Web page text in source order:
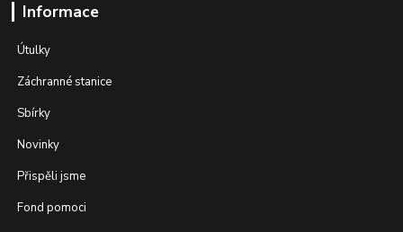
Informace
Útulky
Záchranné stanice
Sbírky
Novinky
Přispěli jsme
Fond pomoci